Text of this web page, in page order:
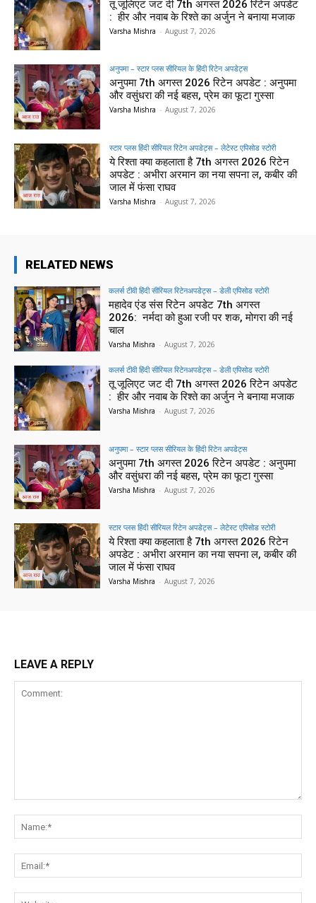
तू जूलिएट जट दी 7th अगस्त 2026 रिटेन अपडेट
: हीर और नवाब के रिश्ते का अर्जुन ने बनाया मजाक
Varsha Mishra - August 7, 2026
अनुपमा – स्टार प्लस सीरियल के हिंदी रिटेन अपडेट्स
अनुपमा 7th अगस्त 2026 रिटेन अपडेट : अनुपमा
और वसुंधरा की नई बहस, प्रेम का फूटा गुस्सा
Varsha Mishra - August 7, 2026
स्टार प्लस हिंदी सीरियल रिटेन अपडेट्स – लेटेस्ट एपिसोड स्टोरी
ये रिश्ता क्या कहलाता है 7th अगस्त 2026 रिटेन
अपडेट : अभीरा अरमान का नया सपना ल, कबीर की
जाल में फंसा राघव
Varsha Mishra - August 7, 2026
RELATED NEWS
कलर्स टीवी हिंदी सीरियल रिटेनअपडेट्स – डेली एपिसोड स्टोरी
महादेव एंड संस रिटेन अपडेट 7th अगस्त
2026: नर्मदा को हुआ रजी पर शक, मोगरा की नई
चाल
Varsha Mishra - August 7, 2026
कलर्स टीवी हिंदी सीरियल रिटेनअपडेट्स – डेली एपिसोड स्टोरी
तू जूलिएट जट दी 7th अगस्त 2026 रिटेन अपडेट
: हीर और नवाब के रिश्ते का अर्जुन ने बनाया मजाक
Varsha Mishra - August 7, 2026
अनुपमा – स्टार प्लस सीरियल के हिंदी रिटेन अपडेट्स
अनुपमा 7th अगस्त 2026 रिटेन अपडेट : अनुपमा
और वसुंधरा की नई बहस, प्रेम का फूटा गुस्सा
Varsha Mishra - August 7, 2026
स्टार प्लस हिंदी सीरियल रिटेन अपडेट्स – लेटेस्ट एपिसोड स्टोरी
ये रिश्ता क्या कहलाता है 7th अगस्त 2026 रिटेन
अपडेट : अभीरा अरमान का नया सपना ल, कबीर की
जाल में फंसा राघव
Varsha Mishra - August 7, 2026
LEAVE A REPLY